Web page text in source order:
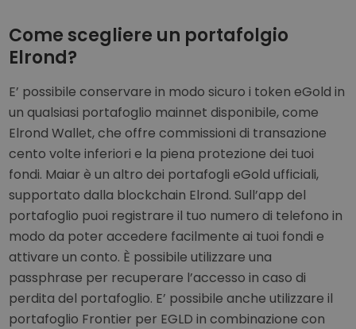
Come scegliere un portafolgio
Elrond?
E’ possibile conservare in modo sicuro i token eGold in
un qualsiasi portafoglio mainnet disponibile, come
Elrond Wallet, che offre commissioni di transazione
cento volte inferiori e la piena protezione dei tuoi
fondi. Maiar è un altro dei portafogli eGold ufficiali,
supportato dalla blockchain Elrond. Sull’app del
portafoglio puoi registrare il tuo numero di telefono in
modo da poter accedere facilmente ai tuoi fondi e
attivare un conto. È possibile utilizzare una
passphrase per recuperare l’accesso in caso di
perdita del portafoglio. E’ possibile anche utilizzare il
portafoglio Frontier per EGLD in combinazione con